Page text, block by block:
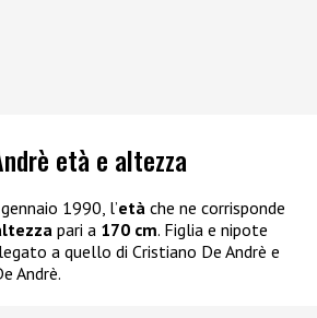
età e altezza
1990, l’età che ne corrisponde
pari a 170 cm. Figlia e nipote
a quello di Cristiano De Andrè e
Andrè.